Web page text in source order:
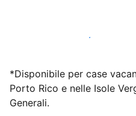
Inizia subito a lavorare
*Disponibile per case
Porto Rico e nelle Isole
Generali.